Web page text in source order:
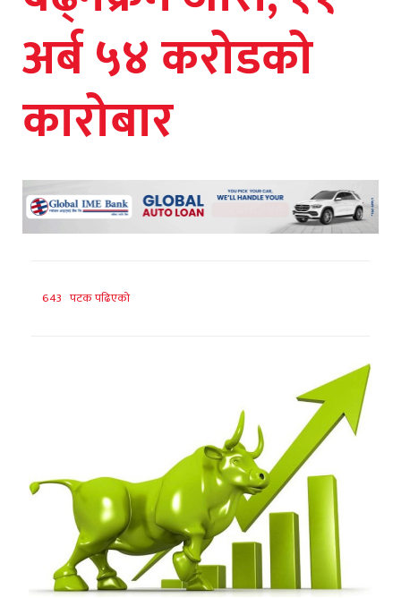
अर्ब ५४ करोडको
कारोबार
643 पटक पढिएको